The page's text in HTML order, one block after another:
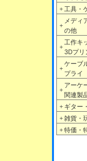
＋ 工具・
＋
メディ
の他
＋
工作キ
3Dプリ
＋
ケーブ
プライ
＋
アーケ
関連製
＋ ギター
＋ 雑貨・
＋ 特価・